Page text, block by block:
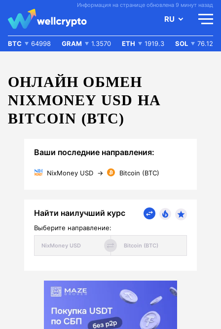
Информация на странице обновлена 9 минут назад
RU
BTC 64998 GRAM 1.3570 ETH 1919.3 SOL 76.12
ОНЛАЙН ОБМЕН
NIXMONEY USD НА
BITCOIN (BTC)
Ваши последние направления:
NixMoney USD → Bitcoin (BTC)
Найти наилучший курс
Выберите направление: